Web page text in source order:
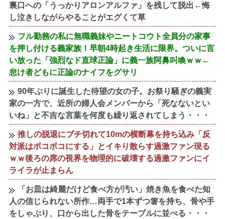
裏口への「うっかりアロンアルファ」を残して脱出←悔
し泣きしながらやることがエグくて草
フル勤務の私に無職義妹やニートコウト全員分の家事
を押し付ける義家族！早朝4時起き生活に限界。ついに言
い放った「強烈なド直球正論」に義一族阿鼻叫喚ｗｗ←
怠け者どもに正論のナイフをグサリ
90年ぶりに誕生した待望の女の子。お祭り騒ぎの義実
家の一方で、近所の婦人会メンバーから「死なないとい
いね」と不吉な言葉を何度も繰り返されてしまう・・・
推しの脱退にブチ切れて10mの横断幕を持ち込み「反
対派はボコボコにする」とイキり散らす過激ファン現る
ｗｗ後ろの席の視界を物理的に破壊する過激ファンにイ
ライラが止まらん
「お皿は綺麗だけど食べ方が汚い」焼き魚を食べた知
人の信じられない所作…両手で1本ずつ箸を持ち、骨や手
をしゃぶり、口から出した骨をテーブルに並べる・・・